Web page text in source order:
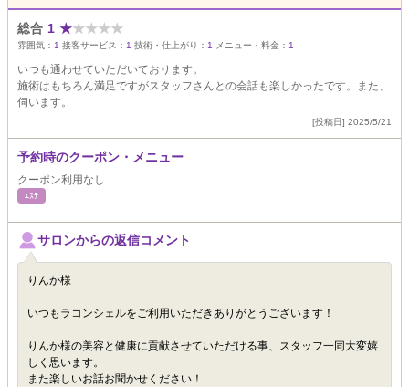
総合 1 ★★★★★
雰囲気： 1 接客サービス： 1 技術・仕上がり： 1 メニュー・料金： 1
いつも通わせていただいております。
施術はもちろん満足ですがスタッフさんとの会話も楽しかったです。また、
伺います。
[投稿日] 2025/5/21
予約時のクーポン・メニュー
クーポン利用なし
ｴｽﾃ
サロンからの返信コメント
りんか様
いつもラコンシェルをご利用いただきありがとうございます！
りんか様の美容と健康に貢献させていただける事、スタッフ一同大変嬉
しく思います。
また楽しいお話お聞かせください！